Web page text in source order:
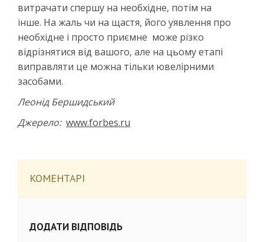
витрачати спершу на необхідне, потім на
інше. На жаль чи на щастя, його уявлення про
необхідне і просто приємне може різко
відрізнятися від вашого, але на цьому етапі
виправляти це можна тільки ювелірними
засобами.
Леонід Бершидський
Джерело: www.forbes.ru
КОМЕНТАРІ
ДОДАТИ ВІДПОВІДЬ